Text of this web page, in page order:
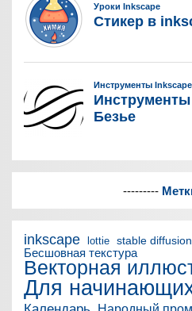
---------
inkscape lottie stable diffusion
Бесшовная текстура
Векторная
Для